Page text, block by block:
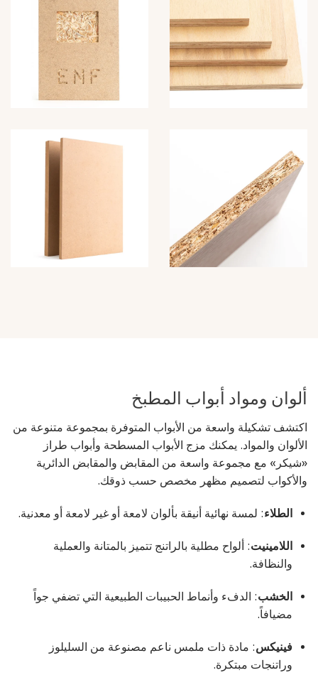
ألوان ومواد أبواب المطبخ
اكتشف تشكيلة واسعة من الأبواب المتوفرة بمجموعة متنوعة من
الألوان والمواد. يمكنك مزج الأبواب المسطحة وأبواب طراز
«شيكر» مع مجموعة واسعة من المقابض والمقابض الدائرية
والأكواب لتصميم مظهر مخصص حسب ذوقك.
الطلاء: لمسة نهائية أنيقة بألوان لامعة أو غير لامعة أو معدنية.
اللامينيت: ألواح مطلية بالراتنج تتميز بالمتانة والعملية
والنظافة.
الخشب: الدفء وأنماط الحبيبات الطبيعية التي تضفي جواً
مضيافاً.
فينيكس: مادة ذات ملمس ناعم مصنوعة من السليلوز
وراتنجات مبتكرة.